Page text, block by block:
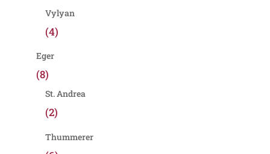
Vylyan
(4)
Eger
(8)
St. Andrea
(2)
Thummerer